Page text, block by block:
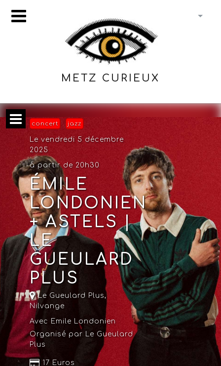
METZ CURIEUX
concert jazz
Le vendredi 5 décembre
2025
à partir de 20h30
ÉMILE
LONDONIEN
+ ASTELS |
LE
GUEULARD
PLUS
Le Gueulard Plus,
Nilvange
Avec Emile Londonien
Organisé par Le Gueulard
Plus
17 Euros